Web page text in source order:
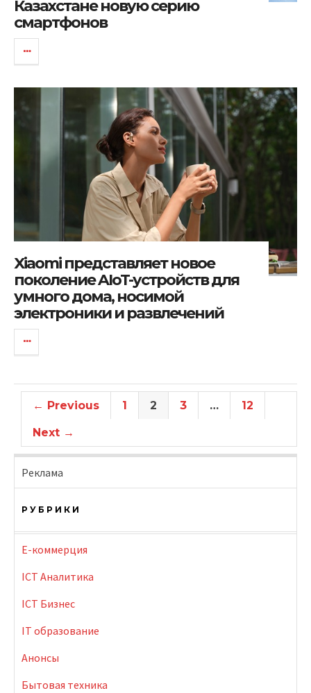
Казахстане новую серию
смартфонов
Xiaomi представляет новое
поколение AIoT-устройств для
умного дома, носимой
электроники и развлечений
← Previous 1 2 3 … 12
Next →
Реклама
РУБРИКИ
E-коммерция
ICT Аналитика
ICT Бизнес
IT образование
Анонсы
Бытовая техника